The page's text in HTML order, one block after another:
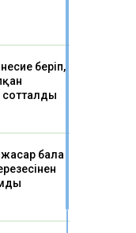
беріп,
бала